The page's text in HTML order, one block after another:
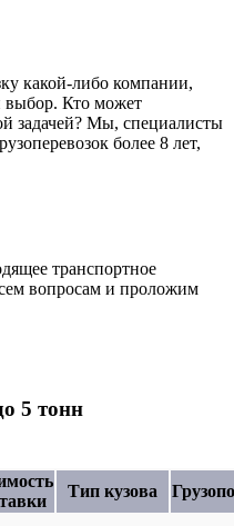
какой-либо компании,
выбор. Кто может
задачей? Мы, специалисты
более 8 лет,
транспортное
вопросам и проложим
5 тонн
Тип кузова